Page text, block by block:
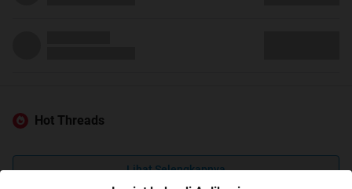
Hot Threads
Lihat Selengkapnya